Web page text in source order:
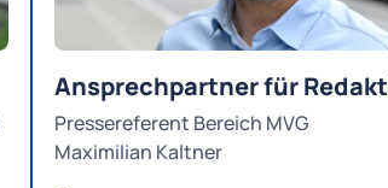
Ansprechpartner für
Pressereferent Bereich MVG
Maximilian Kaltner